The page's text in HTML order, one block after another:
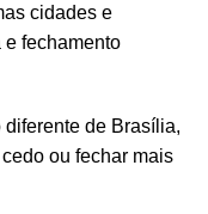
cidades e
e fechamento
diferente de Brasília,
ou fechar mais